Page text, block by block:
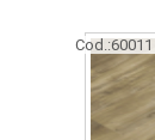
Cod.:60011